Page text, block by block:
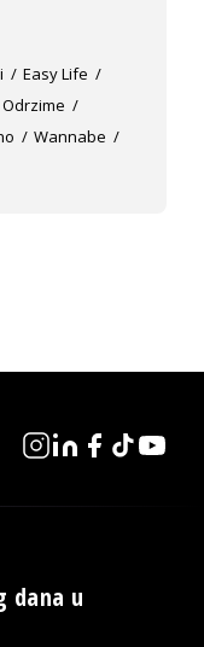
Easy Life
Odrzime
Wannabe
dana u